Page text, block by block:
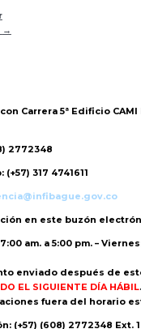
→
Carrera 5ª Edificio
2772348
(+57) 317 4741611
en este buzón
am. a 5:00 pm. –
enviado después de
EL SIGUIENTE DÍA HÁBIL
fuera del horario
(+57) (608) 2772348 Ext.